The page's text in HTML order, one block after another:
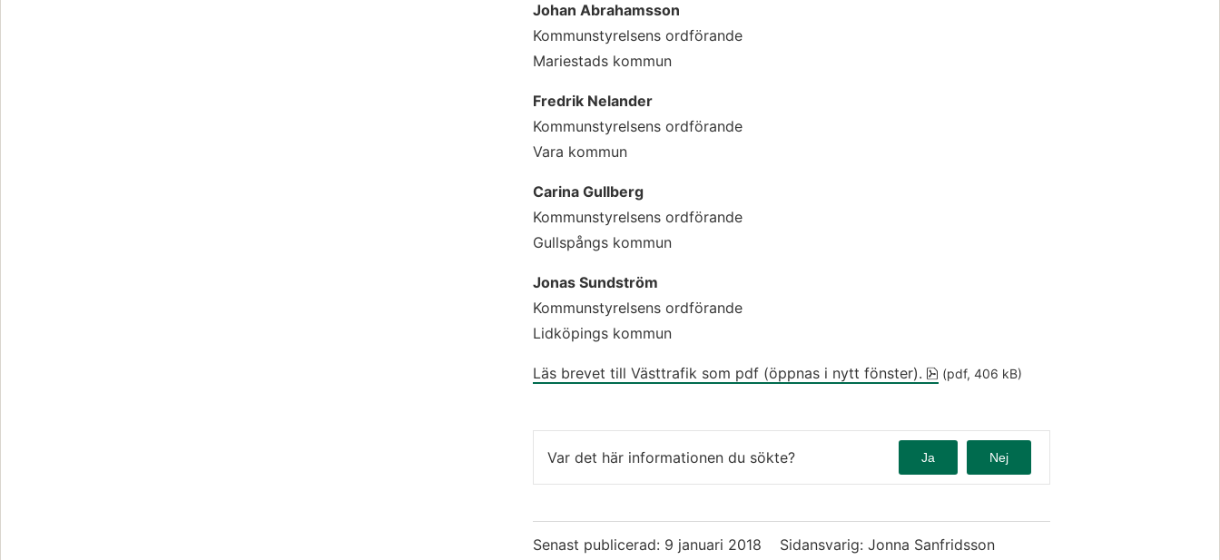
Johan Abrahamsson
Kommunstyrelsens ordförande
Mariestads kommun
Fredrik Nelander
Kommunstyrelsens ordförande
Vara kommun
Carina Gullberg
Kommunstyrelsens ordförande
Gullspångs kommun
Jonas Sundström
Kommunstyrelsens ordförande
Lidköpings kommun
Läs brevet till Västtrafik som pdf (öppnas i nytt fönster). pdf, 406 kB, öppnas i nytt fönster.
(pdf, 406 kB)
Var det här informationen du sökte? Ja Nej
Senast publicerad: 9 januari 2018 Sidansvarig: Jonna Sanfridsson